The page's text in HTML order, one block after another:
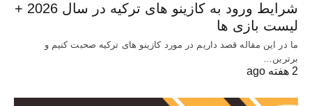
شرایط ورود به کازینو های ترکیه در سال 2026 +
لیست بازی ها
ما در این مقاله قصد داریم در مورد کازینو های ترکیه صحبت کنیم و
برترین…
2 هفته ago